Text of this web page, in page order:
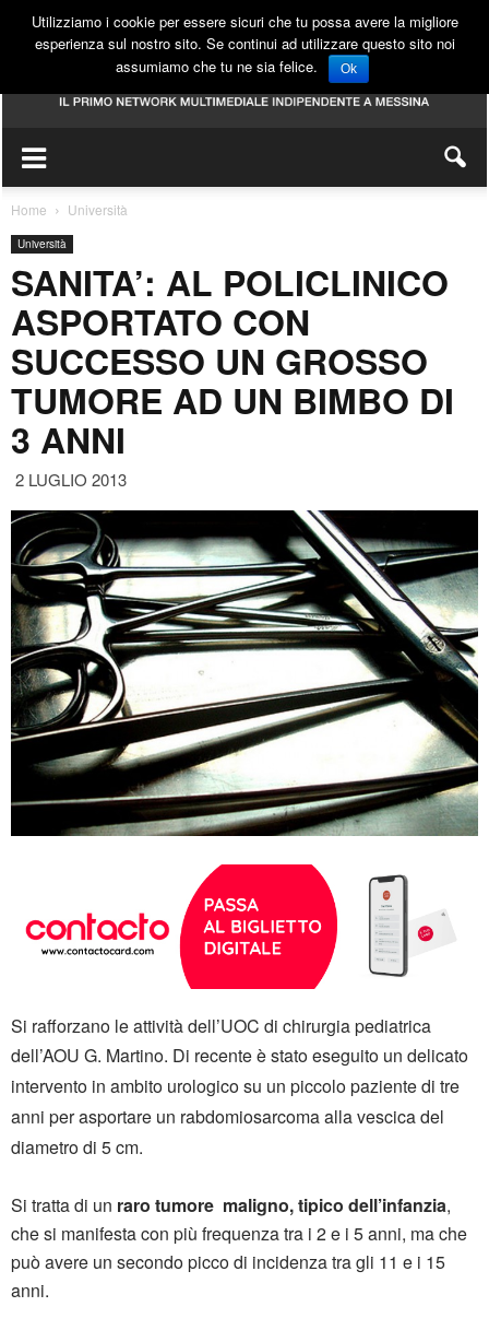
Home Università
Università
SANITA’: AL POLICLINICO
ASPORTATO CON
SUCCESSO UN GROSSO
TUMORE AD UN BIMBO DI
3 ANNI
2 LUGLIO 2013
Si rafforzano le attività dell’UOC di chirurgia pediatrica
dell’AOU G. Martino. Di recente è stato eseguito un delicato
intervento in ambito urologico su un piccolo paziente di tre
anni per asportare un rabdomiosarcoma alla vescica del
diametro di 5 cm.
Si tratta di un raro tumore maligno, tipico dell’infanzia,
che si manifesta con più frequenza tra i 2 e i 5 anni, ma che
può avere un secondo picco di incidenza tra gli 11 e i 15
anni.
Utilizziamo i cookie per essere sicuri che tu possa avere la migliore
esperienza sul nostro sito. Se continui ad utilizzare questo sito noi
assumiamo che tu ne sia felice.
Ok